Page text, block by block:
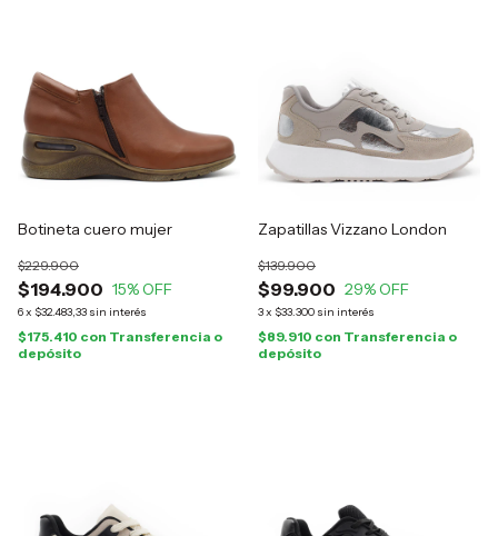
Botineta cuero mujer
$194.900
$229.900
15% OFF
6x $32.483,33 sin interés
$175.410 con Transferencia o
depósito
Zapatillas Vizzano London
$99.900
$139.900
29% OFF
3x $33.300 sin interés
$89.910 con Transferencia o
depósito